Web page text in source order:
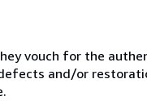
vouch for the
and/or